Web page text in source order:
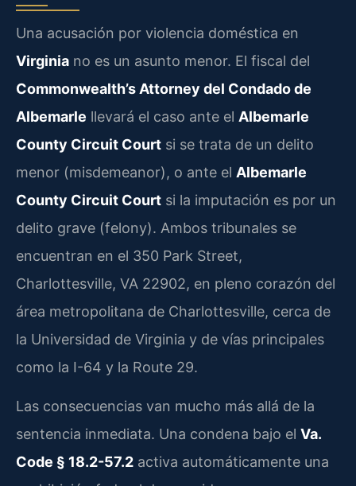
Una acusación por violencia doméstica en
Virginia no es un asunto menor. El fiscal del
Commonwealth’s Attorney del Condado de
Albemarle llevará el caso ante el Albemarle
County Circuit Court si se trata de un delito
menor (misdemeanor), o ante el Albemarle
County Circuit Court si la imputación es por un
delito grave (felony). Ambos tribunales se
encuentran en el 350 Park Street,
Charlottesville, VA 22902, en pleno corazón del
área metropolitana de Charlottesville, cerca de
la Universidad de Virginia y de vías principales
como la I-64 y la Route 29.
Las consecuencias van mucho más allá de la
sentencia inmediata. Una condena bajo el Va.
Code § 18.2-57.2 activa automáticamente una